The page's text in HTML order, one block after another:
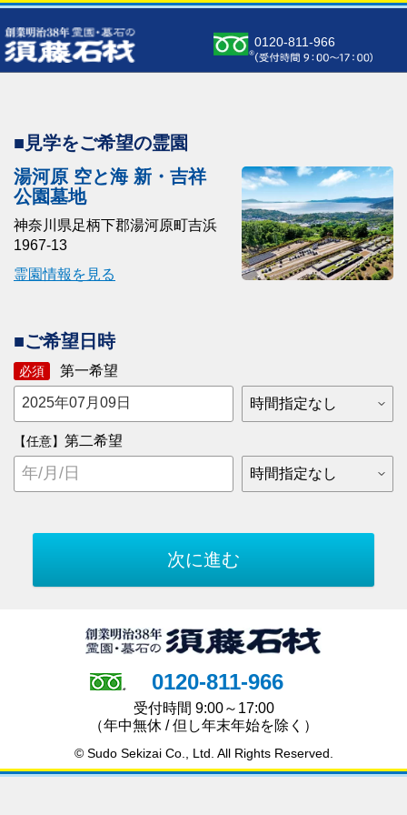
0120-811-966
■見学をご希望の霊園
湯河原 空と海 新・吉祥
公園墓地
神奈川県足柄下郡湯河原町吉浜
1967-13
霊園情報を見る
■ご希望日時
必須 第一希望
【任意】 第二希望
0120-811-966
受付時間 9:00～17:00
（年中無休 / 但し年末年始を除く）
© Sudo Sekizai Co., Ltd. All Rights Reserved.